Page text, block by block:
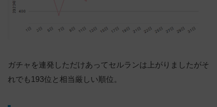
ガチャを連発しただけあってセルランは上がりましたがそ
れでも193位と相当厳しい順位。